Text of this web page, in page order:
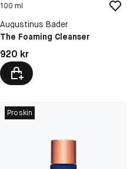
100 ml
Augustinus Bader
The Foaming Cleanser
Pris: 920 kr
920 kr
Proskin